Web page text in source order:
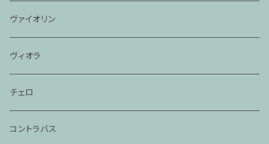
ヴァイオリン
ヴィオラ
チェロ
コントラバス